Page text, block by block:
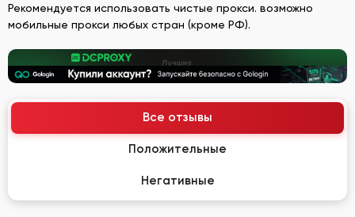
Рекомендуется использовать чистые прокси. возможно
мобильные прокси любых стран (кроме РФ).
Все отзывы
Положительные
Негативные